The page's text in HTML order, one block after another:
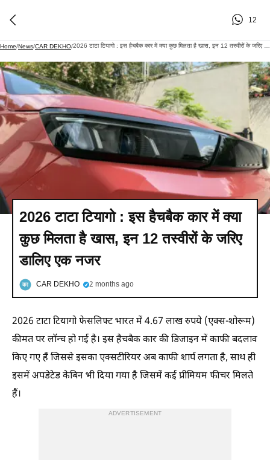
12
Home/News/CAR DEKHO/
2026 टाटा टियागो : इस हैचबैक कार में क्या
कुछ मिलता है खास, इन 12 तस्वीरों के जरिए
डालिए एक नजर
CAR DEKHO 2 months ago
2026 टाटा टियागो फेसलिफ्ट भारत में 4.67 लाख रुपये (एक्स-शोरूम)
कीमत पर लॉन्च हो गई है। इस हैचबैक कार की डिजाइन में काफी बदलाव
किए गए हैं जिससे इसका एक्सटीरियर अब काफी शार्प लगता है, साथ ही
इसमें अपडेटेड केबिन भी दिया गया है जिसमें कई प्रीमियम फीचर मिलते
हैं।
ADVERTISEMENT